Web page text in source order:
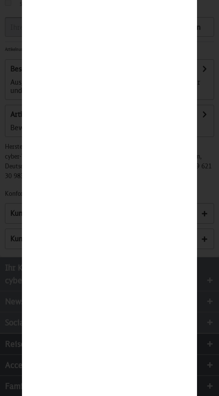
Speichern
Artikelnummer:
Beschreibung
Ausgedienter Berufskleidung verhilft der gelernte Schneider
und Berliner Modeschöpfer Daniel...
Artikel bewerten
Bewertungen lesen, schreiben und diskutieren...
Hersteller:
cyber-Wear Heidelberg GmbH, Elsa-Brändström-Str. 4, 68229 Mannheim,
Deutschland, Info@mycybergroup.com, https://mycybergroup.com, +49 621
30 983 0
Konformitätserklärungen zu unseren Produkten finden Sie
Kunden kauften auch
Kunden haben sich ebenfalls angesehen
Ihr Kontakt zur
cyber-Wear Heidelberg GmbH
Newsletter
Socialmedia
Reisen
Accessoires
Familie & Kinder